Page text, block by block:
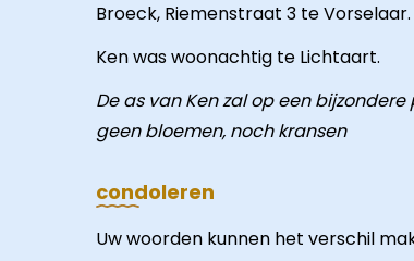
Broeck, Riemenstraat 3 te Vorselaar.
Ken was woonachtig te Lichtaart.
De as van Ken zal op een
geen bloemen, noch kransen
condoleren
Uw woorden kunnen het verschil